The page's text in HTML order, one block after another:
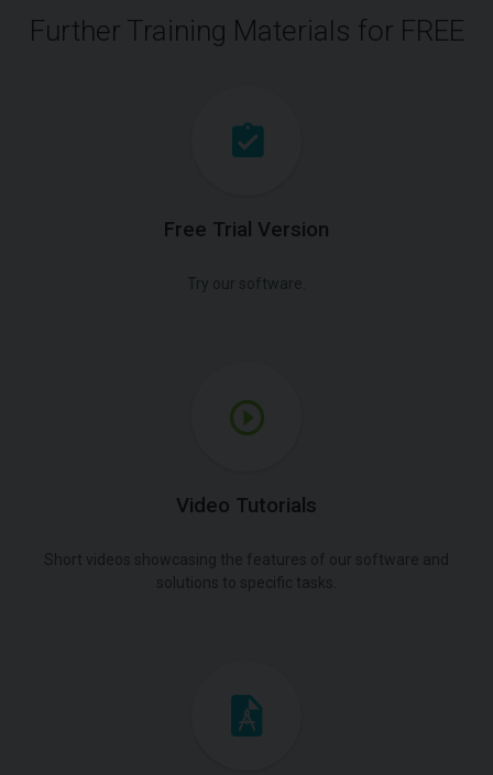
Further Training Materials for FREE
Free Trial Version
Video Tutorials